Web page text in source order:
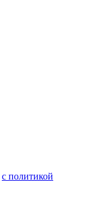
с политикой